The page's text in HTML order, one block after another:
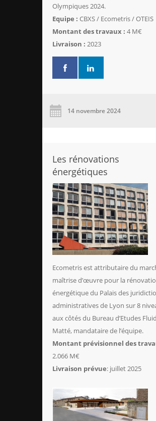
Olympiques 2024.
Equipe : CBXS / Ecometris / OTEIS
Montant des travaux : 4 M€
Livraison : 2023
14 novembre 2024
Les rénovations
énergétiques
Ecometris est attributaire du
maîtrise d’œuvre pour la
énergétique du Palais des
administratives de Lyon sur 8
aux côtés du Bureau d’Etudes
Matté, mandataire de l’équipe.
Montant prévisionnel des
2.066 M€
Livraison prévue: juillet 2025